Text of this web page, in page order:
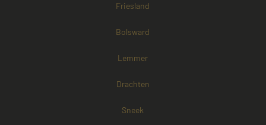
Friesland
Bolsward
Lemmer
Drachten
Sneek